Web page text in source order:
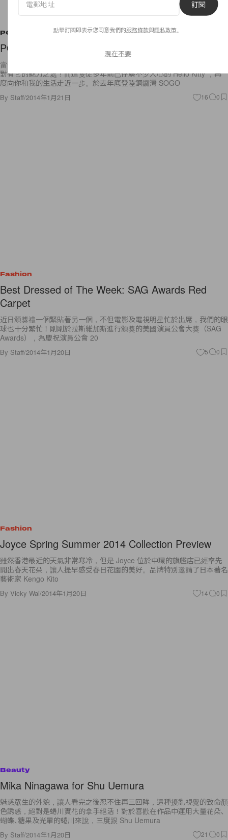
POPSPOTS
POPSPOTS: Hello Kitty Le Petit Café
當一款卡通人物無處不在，並開始進佔你的生活時，或者你不能否認它絕
對有它的魅力之處！而這隻從多年前已俘虜不少人心的 Hello Kitty ，再
度向你和我的生活走近一步。於去年底登陸銅鑼灣 SOGO
By Staff/2014年1月21日 16 0
Fashion
Best Dressed of The Week: SAG Awards Red
Carpet
近日頒獎禮一個緊貼著另一個，不但電影及電視明星忙於出席，我們的眼
球也十分繁忙！剛剛於拉斯維加斯進行頒獎的美國演員公會大獎（SAG
Awards），為慶祝演員公會 20
By Staff/2014年1月20日 5 0
Fashion
Joyce Spring Summer 2014 Collection Preview
雖然香港最近的天氣非常寒冷，但是 Joyce 位於中環的旗艦店已經率先
開出春天花朵，讓人提早感受春日花園的美好。品牌特別邀請了日本著名
藝術家 Kengo Kito
By Vicky Wai/2014年1月20日 14 0
Beauty
Mika Ninagawa for Shu Uemura
魅惑眾生的外貌，讓人看完之後忍不住再三回眸，這種擾亂視覺的致命顏
色誘惑，絕對是蜷川實花的拿手絕活！對於喜歡在作品中運用大量花朵､
蝴蝶､糖果及光暈的蜷川來說，三度跟 Shu Uemura
By Staff/2014年1月20日 21 0
訂閱
點擊訂閱即表示您同意我們的服務條款與隱私政策
現在不要